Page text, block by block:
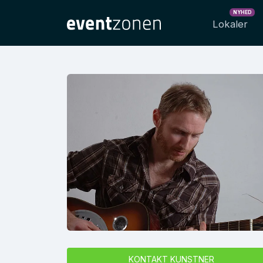
Lokaler
NYHED
KONTAKT KUNSTNER